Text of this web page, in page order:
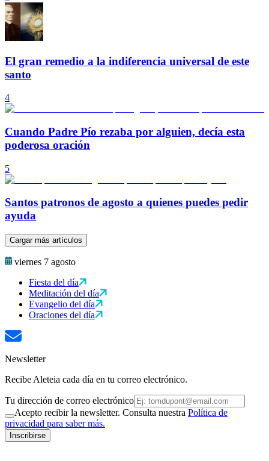
El gran remedio a la indiferencia universal de este
santo
4
Cuando Padre Pío rezaba por alguien, decía esta
poderosa oración
5
Santos patronos de agosto a quienes puedes pedir
ayuda
Cargar más artículos
viernes 7 agosto
Fiesta del día
Meditación del día
Evangelio del día
Oraciones del día
Newsletter
Recibe Aleteia cada día en tu correo electrónico.
Tu dirección de correo electrónico
Acepto recibir la newsletter. Consulta nuestra Política de
privacidad para saber más.
Inscribirse